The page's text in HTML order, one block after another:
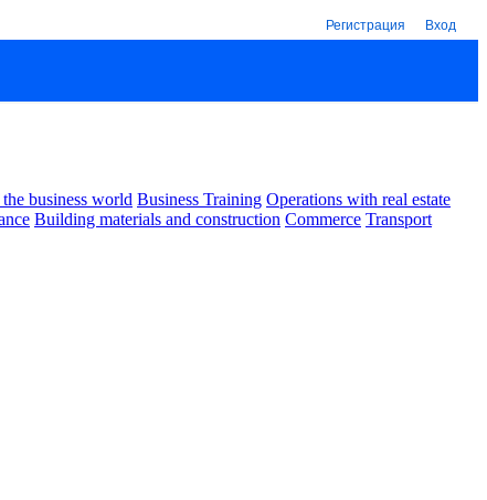
Регистрация Вход
business world Business Training Operations with real estate
Building materials and construction Commerce Transport